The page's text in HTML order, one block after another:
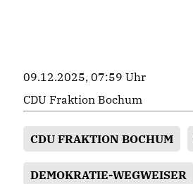
09.12.2025, 07:59 Uhr
CDU Fraktion Bochum
CDU FRAKTION BOCHUM
DEMOKRATIE-WEGWEISER